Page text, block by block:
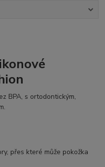
BPA, s ortodontickým,
přes které může pokožka